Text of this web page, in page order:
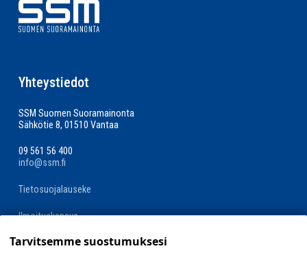
Yhteystiedot
SSM Suomen Suoramainonta
Sähkötie 8, 01510 Vantaa
09 561 56 400
info@ssm.fi
Tietosuojalauseke
Ilmoituskanava
Evästevalinnat »
Tarvitsemme suostumuksesi